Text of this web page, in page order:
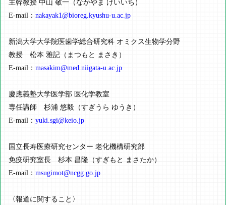
主幹教授 中山 敬一（なかやま けいいち）
E-mail： nakayak1@bioreg.kyushu-u.ac.jp
新潟大学大学院医歯学総合研究科 オミクス生物学分野
教授 松本 雅記（まつもと まさき）
E-mail： masakim@med.niigata-u.ac.jp
慶應義塾大学医学部 医化学教室
専任講師 杉浦 悠毅（すぎうら ゆうき）
E-mail： yuki.sgi@keio.jp
国立長寿医療研究センター 老化機構研究部
免疫研究室長 杉本 昌隆（すぎもと まさたか）
E-mail： msugimot@ncgg.go.jp
〈報道に関すること〉